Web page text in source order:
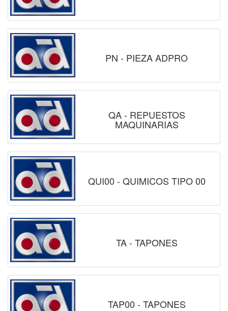
PN - PIEZA ADPRO
QA - REPUESTOS
MAQUINARIAS
QUI00 - QUIMICOS TIPO 00
TA - TAPONES
TAP00 - TAPONES